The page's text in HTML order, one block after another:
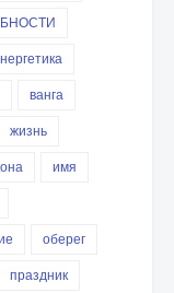
ванга
жизнь
имя
оберег
праздник